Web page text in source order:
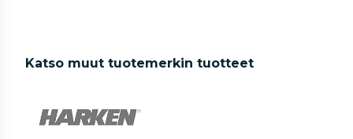
Katso muut tuotemerkin tuotteet